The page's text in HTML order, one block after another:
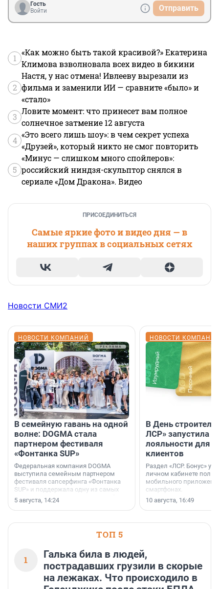
Гость
Войти
Отправить
1
«Как можно быть такой красивой?» Екатерина
Климова взволновала всех видео в бикини
2
Настя, у нас отмена! Ивлееву вырезали из
фильма и заменили ИИ — сравните «было» и
«стало»
3
Ловите момент: что принесет вам полное
солнечное затмение 12 августа
4
«Это всего лишь шоу»: в чем секрет успеха
«Друзей», который никто не смог повторить
5
«Минус — слишком много спойлеров»:
российский ниндзя-скульптор снялся в
сериале «Дом Дракона». Видео
ПРИСОЕДИНИТЬСЯ
Самые яркие фото и видео дня — в
наших группах в социальных сетях
Новости СМИ2
НОВОСТИ КОМПАНИЙ
В семейную гавань на одной
волне: DOGMA стала
партнером фестиваля
«Фонтанка SUP»
Федеральная компания DOGMA
выступила семейным партнером
фестиваля сапсерфинга «Фонтанка
SUP» и поддержала одну из самых
ярких и романтичных номинаций —
«SUP-свадьба».
5 августа, 14:24
НОВОСТИ
В День строителя
ЛСР» запустила
лояльности для
клиентов
Раздел «ЛСР. Бонус»
личном кабинете
мобильного
смартфонах.
10 августа, 16:49
ТОП 5
1
Галька била в людей,
пострадавших грузили в скорые
на лежаках. Что происходило в